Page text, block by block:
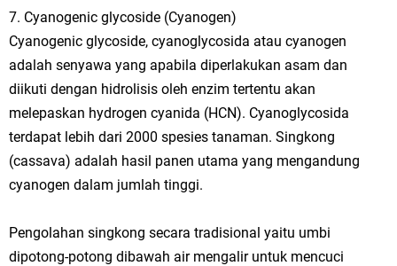
7. Cyanogenic glycoside (Cyanogen)
Cyanogenic glycoside, cyanoglycosida atau cyanogen
adalah senyawa yang apabila diperlakukan asam dan
diikuti dengan hidrolisis oleh enzim tertentu akan
melepaskan hydrogen cyanida (HCN). Cyanoglycosida
terdapat lebih dari 2000 spesies tanaman. Singkong
(cassava) adalah hasil panen utama yang mengandung
cyanogen dalam jumlah tinggi.
Pengolahan singkong secara tradisional yaitu umbi
dipotong-potong dibawah air mengalir untuk mencuci